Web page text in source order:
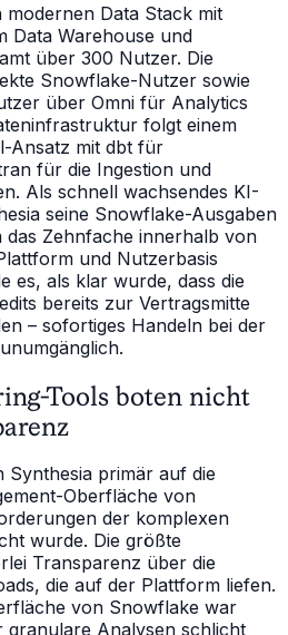
Data Stack mit
Data Warehouse und
über 300 Nutzer. Die
Snowflake-Nutzer sowie
über Omni für Analytics
folgt einem
Ansatz mit dbt für
für die Ingestion und
Als schnell wachsendes KI-
seine Snowflake-Ausgaben
das Zehnfache innerhalb von
und Nutzerbasis
es, als klar wurde, dass die
bereits zur Vertragsmitte
– sofortiges Handeln bei der
Tools boten nicht
Synthesia primär auf die
Oberfläche von
der komplexen
wurde. Die größte
Transparenz über die
die auf der Plattform liefen.
von Snowflake war
Analysen schlicht